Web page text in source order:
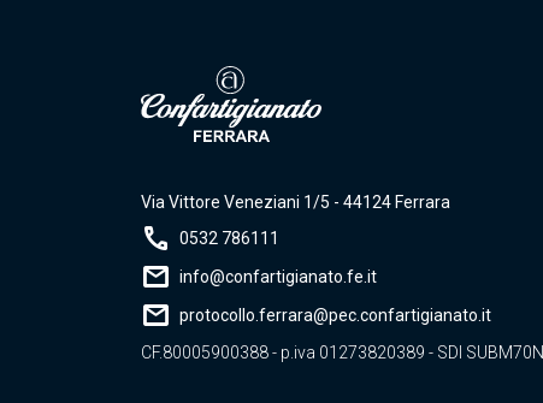
Via Vittore Veneziani 1/5 - 44124 Ferrara
call 0532 786111
mail info@confartigianato.fe.it
mail protocollo.ferrara@pec.confartigianato.it
CF.80005900388 - p.iva 01273820389 - SDI SUBM70N